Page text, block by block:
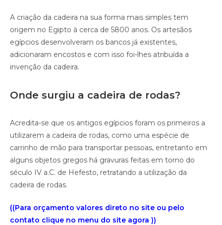
A criação da cadeira na sua forma mais simples tem
origem no Egipto à cerca de 5800 anos. Os artesãos
egípcios desenvolveram os bancos já existentes,
adicionaram encostos e com isso foi-lhes atribuída a
invenção da cadeira.
Onde surgiu a cadeira de rodas?
Acredita-se que os antigos egípcios foram os primeiros a
utilizarem a cadeira de rodas, como uma espécie de
carrinho de mão para transportar pessoas, entretanto em
alguns objetos gregos há gravuras feitas em torno do
século IV a.C. de Hefesto, retratando a utilização da
cadeira de rodas.
((Para orçamento valores direto no site ou pelo
contato clique no menu do site agora ))